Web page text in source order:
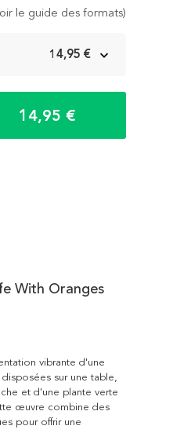
le guide des formats)
14,95 €
14,95 €
With Oranges
vibrante d'une
sur une table,
et d'une plante verte
œuvre combine des
pour offrir une